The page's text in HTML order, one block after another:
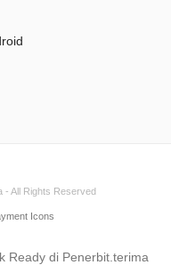
- All Rights Reserved
Ready di Penerbit.terima